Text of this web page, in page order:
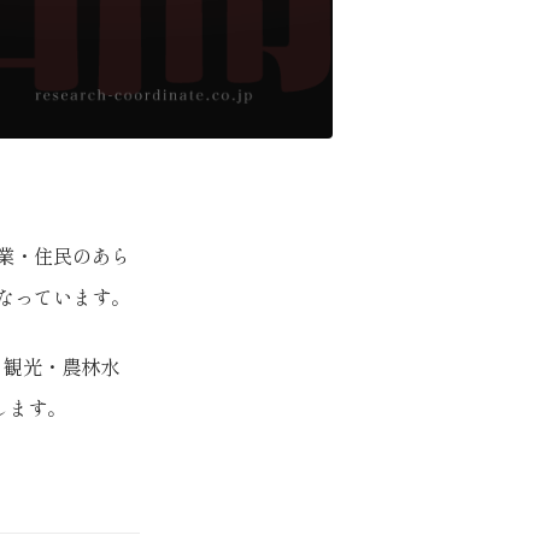
・住民のあら
っています。
光・農林水
す。